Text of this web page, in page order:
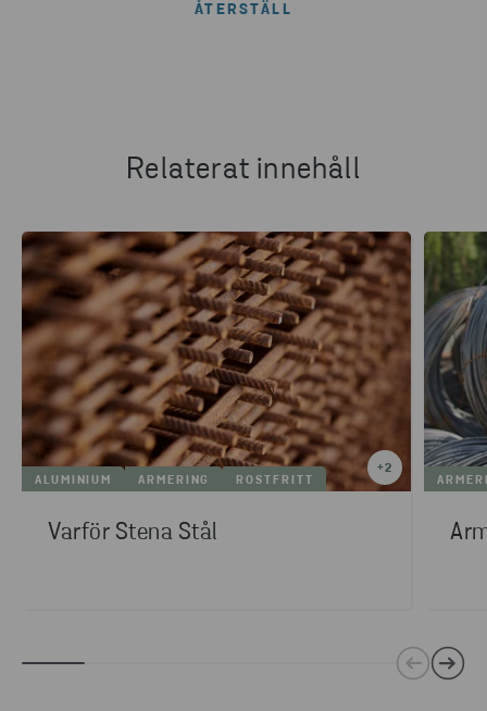
Relaterat innehåll
+2
ALUMINIUM
ARMERING ROSTFRITT
Varför Stena Stål